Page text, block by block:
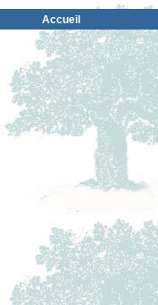
Accueil